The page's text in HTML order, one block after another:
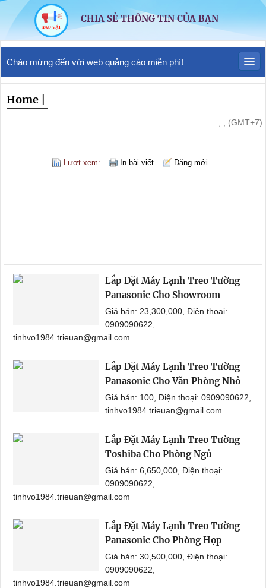
CHIA SẺ THÔNG TIN CỦA BẠN
Chào mừng đến với web quảng cáo miễn phí!
Home
, , (GMT+7)
Lượt xem: In bài viết Đăng mới
Lắp Đặt Máy Lạnh Treo Tường
Panasonic Cho Showroom
Giá bán: 23,300,000, Điện thoại:
0909090622,
tinhvo1984.trieuan@gmail.com
Lắp Đặt Máy Lạnh Treo Tường
Panasonic Cho Văn Phòng Nhỏ
Giá bán: 100, Điện thoại: 0909090622,
tinhvo1984.trieuan@gmail.com
Lắp Đặt Máy Lạnh Treo Tường
Toshiba Cho Phòng Ngủ
Giá bán: 6,650,000, Điện thoại:
0909090622,
tinhvo1984.trieuan@gmail.com
Lắp Đặt Máy Lạnh Treo Tường
Panasonic Cho Phòng Họp
Giá bán: 30,500,000, Điện thoại:
0909090622,
tinhvo1984.trieuan@gmail.com